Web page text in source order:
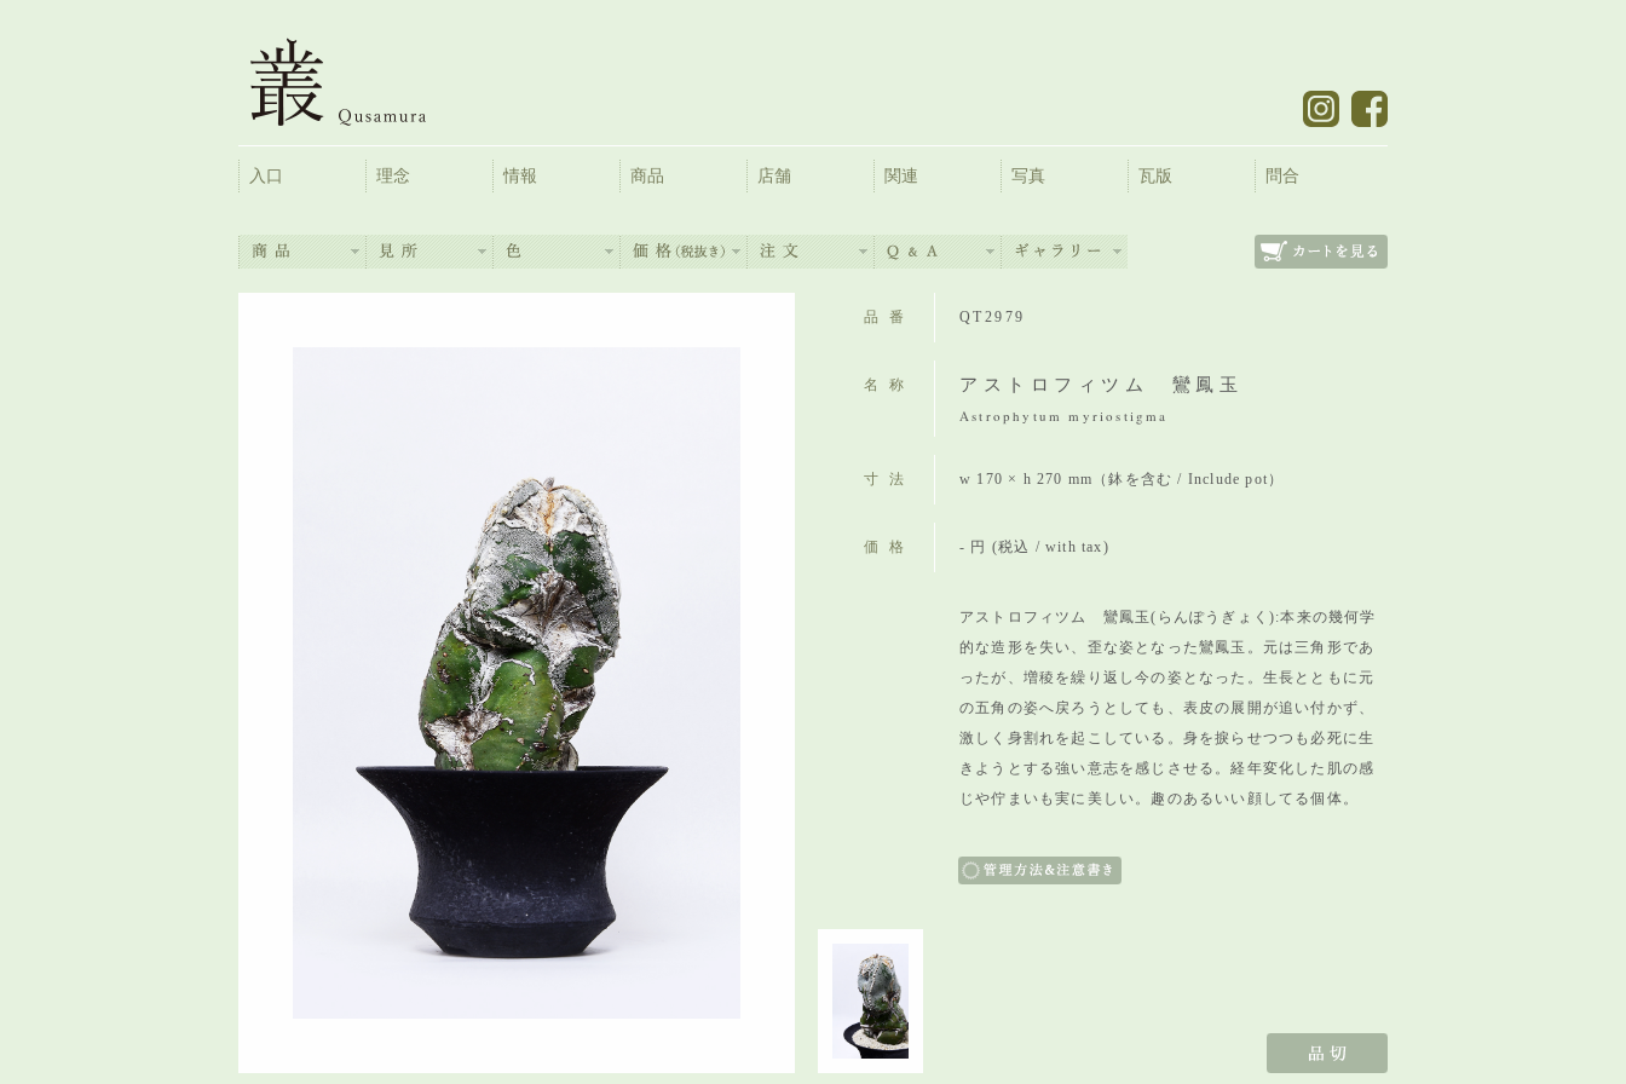
入口 理念 情報 商品 店舗 関連 写真 瓦版 問合
品番 QT2979
名称 アストロフィツム 鸞鳳玉
Astrophytum myriostigma
寸法 w 170 × h 270 mm（鉢を含む / Include pot）
価格 - 円 (税込 / with tax)
アストロフィツム 鸞鳳玉(らんぽうぎょく):本来の幾何学
的な造形を失い、 歪な姿となった鸞鳳玉。元は三角形であ
ったが、 増稜を繰り返し今の姿となった。 生長とともに元
の五角の姿へ戻ろうとしても、 表皮の展開が追い付かず、
激しく身割れを起こしている。 身を捩らせつつも必死に生
きようとする強い意志を感じさせる。経年変化した肌の感
じや佇まいも実に美しい。 趣のあるいい顔してる個体。